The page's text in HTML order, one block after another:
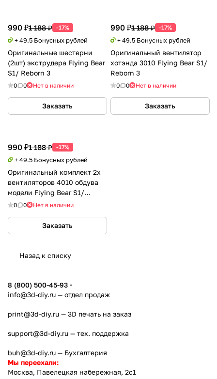
990 ₽1 188 ₽ -17%
+ 49.5 Бонусных рублей
Оригинальные шестерни
(2шт) экструдера Flying Bear
S1/ Reborn 3
0 0 Нет в наличии
Заказать
990 ₽1 188 ₽ -17%
+ 49.5 Бонусных рублей
Оригинальный вентилятор
хотэнда 3010 Flying Bear S1/
Reborn 3
0 0 Нет в наличии
Заказать
990 ₽1 188 ₽ -17%
+ 49.5 Бонусных рублей
Оригинальный комплект 2х
вентиляторов 4010 обдува
модели Flying Bear S1/
Reborn 3
0 0 Нет в наличии
Заказать
Назад к списку
8 (800) 500-45-93
info@3d-diy.ru — отдел продаж
print@3d-diy.ru — 3D печать на заказ
support@3d-diy.ru — тех. поддержка
buh@3d-diy.ru — Бухгалтерия
Мы переехали:
Москва, Павелецкая набережная, 2с1